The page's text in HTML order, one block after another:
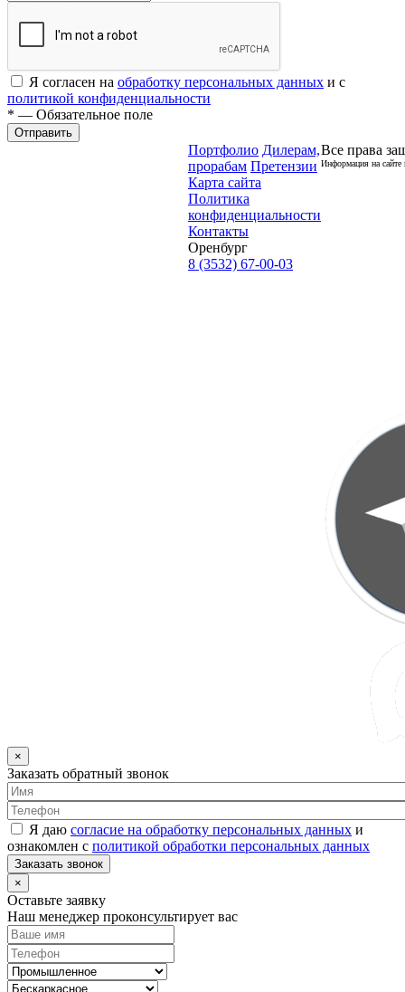
Я согласен на обработку персональных данных и с
политикой конфиденциальности
* — Обязательное поле
Отправить
Портфолио Дилерам,
прорабам Претензии
Карта сайта
Политика
конфиденциальности
Контакты
Оренбург
8 (3532) 67-00-03
Все права
Информация на сайте
×
Заказать обратный звонок
Я даю согласие на обработку персональных данных и
ознакомлен с политикой обработки персональных данных
Заказать звонок
×
Оставьте заявку
Наш менеджер проконсультирует вас